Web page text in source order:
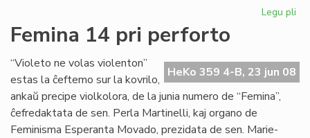
Legu pli
nia
Femina 14 pri perforto
HeKo 359 4-B, 23 jun 08
“Violeto ne volas violenton”
estas la ĉeftemo sur la kovrilo,
ankaŭ precipe violkolora, de la junia numero de “Femina”,
ĉefredaktata de sen. Perla Martinelli, kaj organo de
Feminisma Esperanta Movado, prezidata de sen. Marie-